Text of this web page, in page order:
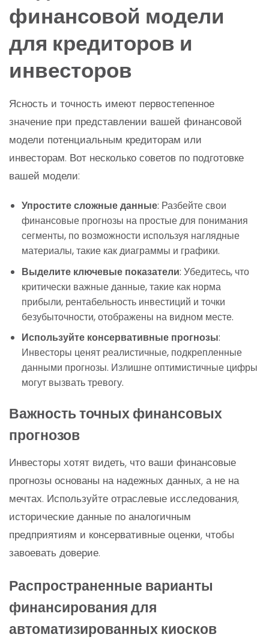
финансовой модели
для кредиторов и
инвесторов
Ясность и точность имеют первостепенное
значение при представлении вашей финансовой
модели потенциальным кредиторам или
инвесторам. Вот несколько советов по подготовке
вашей модели:
Упростите сложные данные: Разбейте свои
финансовые прогнозы на простые для понимания
сегменты, по возможности используя наглядные
материалы, такие как диаграммы и графики.
Выделите ключевые показатели: Убедитесь, что
критически важные данные, такие как норма
прибыли, рентабельность инвестиций и точки
безубыточности, отображены на видном месте.
Используйте консервативные прогнозы:
Инвесторы ценят реалистичные, подкрепленные
данными прогнозы. Излишне оптимистичные цифры
могут вызвать тревогу.
Важность точных финансовых
прогнозов
Инвесторы хотят видеть, что ваши финансовые
прогнозы основаны на надежных данных, а не на
мечтах. Используйте отраслевые исследования,
исторические данные по аналогичным
предприятиям и консервативные оценки, чтобы
завоевать доверие.
Распространенные варианты
финансирования для
автоматизированных киосков